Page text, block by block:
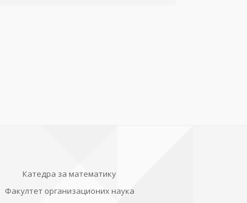
Катедра за математику
Факултет организационих наука